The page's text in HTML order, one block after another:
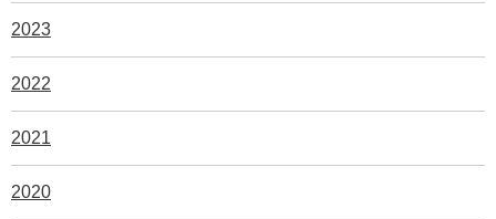
2023
2022
2021
2020